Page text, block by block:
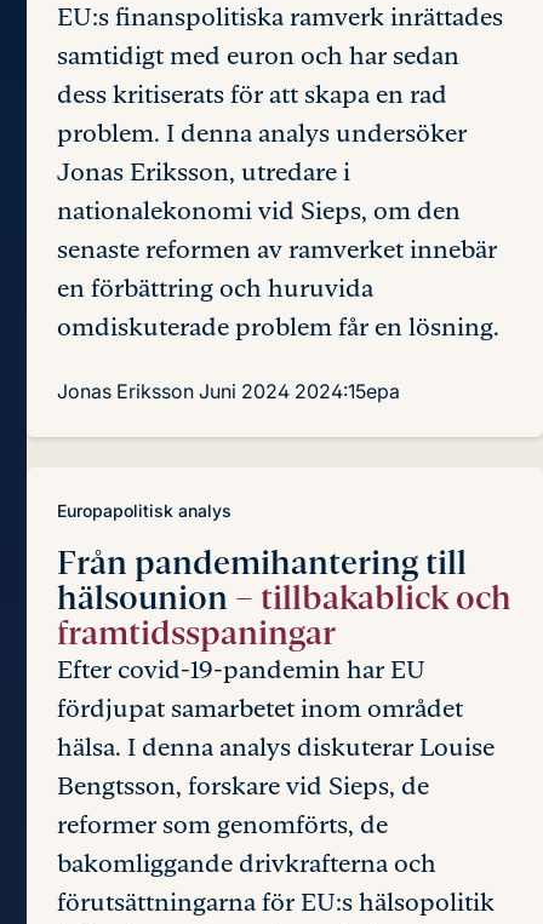
EU:s finanspolitiska ramverk inrättades
samtidigt med euron och har sedan
dess kritiserats för att skapa en rad
problem. I denna analys undersöker
Jonas Eriksson, utredare i
nationalekonomi vid Sieps, om den
senaste reformen av ramverket innebär
en förbättring och huruvida
omdiskuterade problem får en lösning.
Jonas Eriksson Juni 2024 2024:15epa
Europapolitisk analys
Från pandemihantering till
hälsounion – tillbakablick och
framtidsspaningar
Efter covid-19-pandemin har EU
fördjupat samarbetet inom området
hälsa. I denna analys diskuterar Louise
Bengtsson, forskare vid Sieps, de
reformer som genomförts, de
bakomliggande drivkrafterna och
förutsättningarna för EU:s hälsopolitik